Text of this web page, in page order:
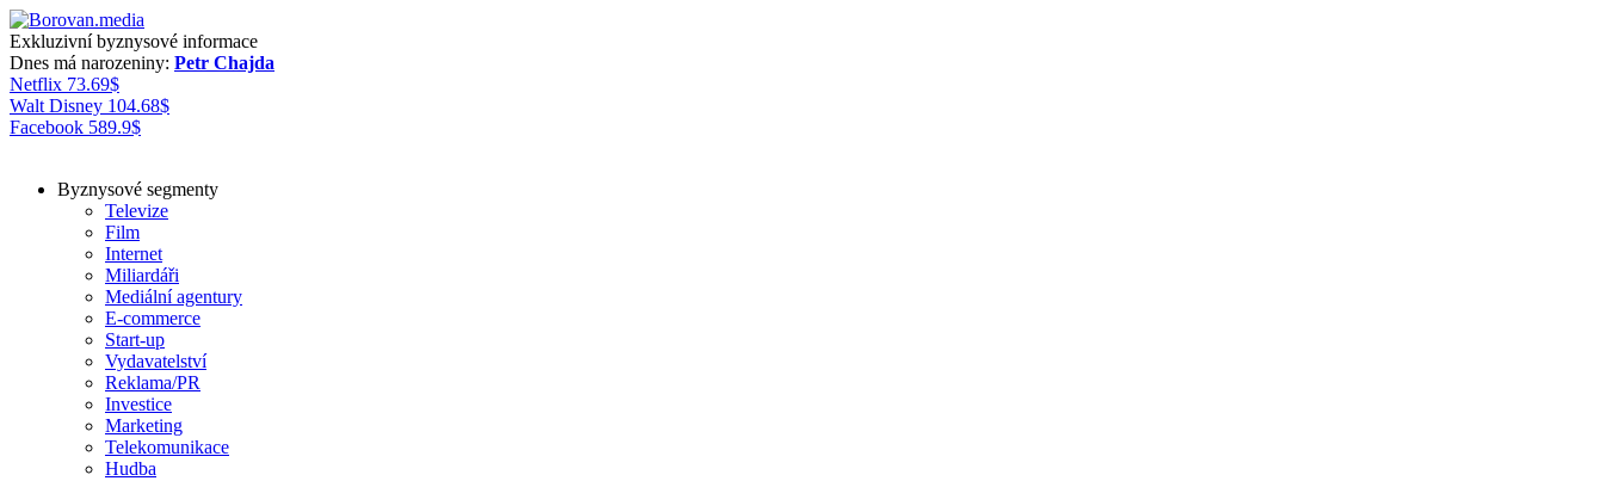
Exkluzivní byznysové informace
Dnes má narozeniny: Petr Chajda
Netflix 73.69$
Walt Disney 104.68$
Facebook 589.9$
Byznysové segmenty
Televize
Film
Internet
Miliardáři
Mediální agentury
E-commerce
Start-up
Vydavatelství
Reklama/PR
Investice
Marketing
Telekomunikace
Hudba